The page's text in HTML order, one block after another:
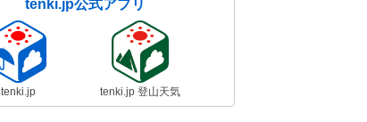
tenki.jp公式アプリ
tenki.jp tenki.jp 登山天気